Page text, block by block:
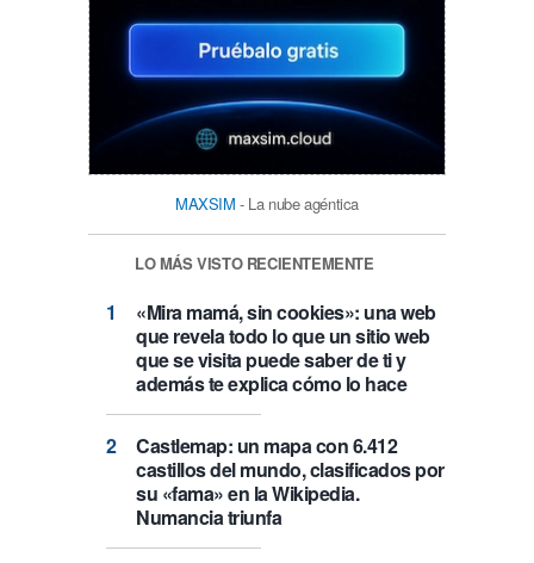
MAXSIM - La nube agéntica
LO MÁS VISTO RECIENTEMENTE
«Mira mamá, sin cookies»: una web
que revela todo lo que un sitio web
que se visita puede saber de ti y
además te explica cómo lo hace
Castlemap: un mapa con 6.412
castillos del mundo, clasificados por
su «fama» en la Wikipedia.
Numancia triunfa